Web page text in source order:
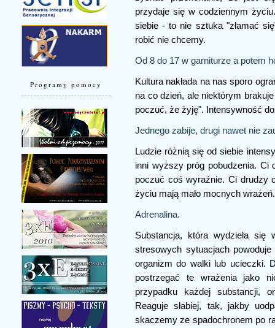
Programy pomocy
przydaje się w codziennym
siebie - to nie sztuka "złamać
robić nie chcemy.
Od 8 do 17 w garniturze a potem
Kultura nakłada na nas sporo
na co dzień, ale niektórym
poczuć, że żyję". Intensywność
Jednego zabije, drugi nawet nie
Ludzie różnią się od siebie
inni wyższy próg pobudzenia. Ci
poczuć coś wyraźnie. Ci drudzy
życiu mają mało mocnych
Adrenalina.
Substancja, która wydziela się
stresowych sytuacjach
organizm do walki lub ucieczki.
postrzegać te wrażenia jako
przypadku każdej substancji,
Reaguje słabiej, tak, jakby
skaczemy ze spadochronem po